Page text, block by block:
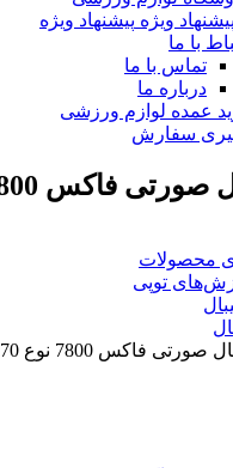
پیشنهاد ویژه
با ما
تماس با ما
درباره ما
عمده لوازم ورزشی
سفارش
فاکس 7800 نوع 70
محصولات
توپی
فاکس 7800 نوع 70